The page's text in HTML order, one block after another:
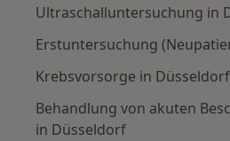
Ultraschalluntersuchung in
Erstuntersuchung
Krebsvorsorge in Düsseldorf
Behandlung von akuten
in Düsseldorf